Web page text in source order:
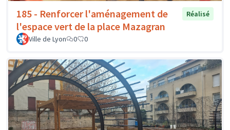
185 - Renforcer l'aménagement de
l'espace vert de la place Mazagran
Réalisé
Ville de Lyon 0 0